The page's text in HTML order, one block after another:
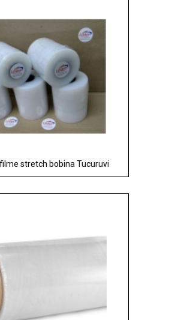
stretch bobina Tucuruvi